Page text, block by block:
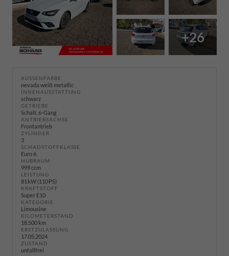
+26
AUSSENFARBE
nevada weiß metallic
INNENAUSSTATTUNG
schwarz
GETRIEBE
Schalt. 6-Gang
ANTRIEBSACHSE
Frontantrieb
ZYLINDER
3
SCHADSTOFFKLASSE
Euro 6
HUBRAUM
999 ccm
LEISTUNG
81 kW (110 PS)
KRAFTSTOFF
Super E10
KATEGORIE
Limousine
KILOMETERSTAND
18.500 km
ERSTZULASSUNG
17.05.2024
ZUSTAND
unfallfrei